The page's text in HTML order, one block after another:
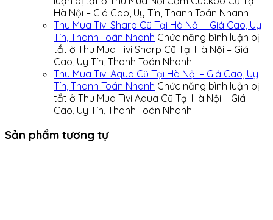
Hà Nội – Giá Cao, Uy Tín, Thanh Toán Nhanh
Thu Mua Tivi Sharp Cũ Tại Hà Nội – Giá Cao, Uy
Tín, Thanh Toán Nhanh Chức năng bình luận bị
tắt ở Thu Mua Tivi Sharp Cũ Tại Hà Nội – Giá
Cao, Uy Tín, Thanh Toán Nhanh
Thu Mua Tivi Aqua Cũ Tại Hà Nội – Giá Cao, Uy
Tín, Thanh Toán Nhanh Chức năng bình luận bị
tắt ở Thu Mua Tivi Aqua Cũ Tại Hà Nội – Giá
Cao, Uy Tín, Thanh Toán Nhanh
Sản phẩm tương tự